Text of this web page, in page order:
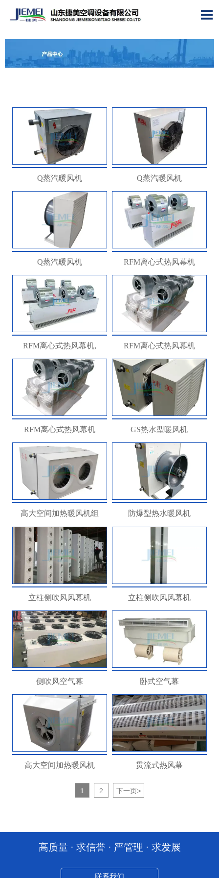

Q蒸汽暖风机 Q蒸汽暖风机
Q蒸汽暖风机 RFM离心式热风幕机
RFM离心式热风幕机, RFM离心式热风幕机
RFM离心式热风幕机 GS热水型暖风机
高大空间加热暖风机组 防爆型热水暖风机
立柱侧吹风风幕机 立柱侧吹风风幕机
侧吹风空气幕 卧式空气幕
高大空间加热暖风机 贯流式热风幕
1 2 下一页>
高质量 · 求信誉 · 严管理 · 求发展
联系我们